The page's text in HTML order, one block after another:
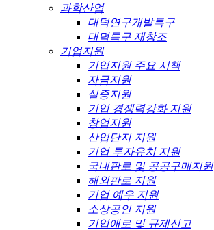
과학산업
대덕연구개발특구
대덕특구 재창조
기업지원
기업지원 주요 시책
자금지원
실증지원
기업 경쟁력강화 지원
창업지원
산업단지 지원
기업 투자유치 지원
국내판로 및 공공구매지원
해외판로 지원
기업 예우 지원
소상공인 지원
기업애로 및 규제신고